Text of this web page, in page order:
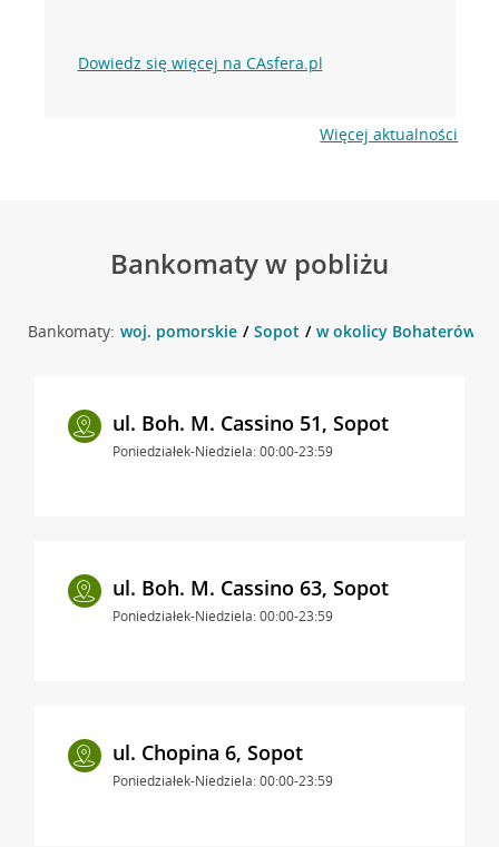
Dowiedz się więcej na CAsfera.pl
Więcej aktualności
Bankomaty w pobliżu
Bankomaty: woj. pomorskie Sopot w okolicy Bohaterów
ul. Boh. M. Cassino 51, Sopot
Poniedziałek-Niedziela: 00:00-23:59
ul. Boh. M. Cassino 63, Sopot
Poniedziałek-Niedziela: 00:00-23:59
ul. Chopina 6, Sopot
Poniedziałek-Niedziela: 00:00-23:59